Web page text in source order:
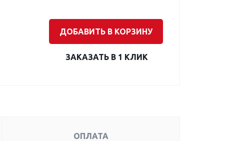
ДОБАВИТЬ В КОРЗИНУ
ЗАКАЗАТЬ В 1 КЛИК
ОПЛАТА